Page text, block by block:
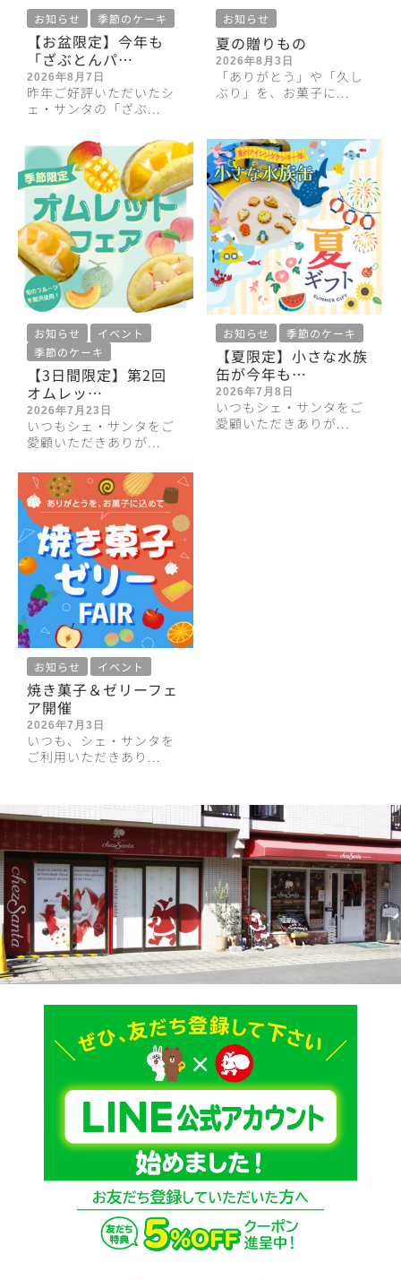
お知らせ 季節のケーキ
【お盆限定】今年も
「ざぶとんパ…
2026年8月7日
昨年ご好評いただいたシ
ェ・サンタの「ざぶ...
お知らせ
夏の贈りもの
2026年8月3日
「ありがとう」や「久し
ぶり」を、お菓子に...
お知らせ
イベント
季節のケーキ
【3日間限定】第2回
オムレッ…
2026年7月23日
いつもシェ・サンタをご
愛顧いただきありが...
お知らせ 季節のケーキ
【夏限定】小さな水族
缶が今年も…
2026年7月8日
いつもシェ・サンタをご
愛顧いただきありが...
お知らせ イベント
焼き菓子＆ゼリーフェ
ア開催
2026年7月3日
いつも、シェ・サンタを
ご利用いただきあり...